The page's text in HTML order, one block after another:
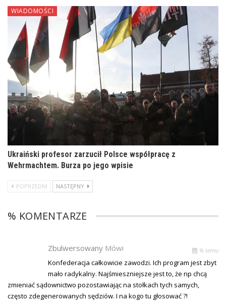
WIADOMOŚCI
Ukraiński profesor zarzucił Polsce współpracę z
Wehrmachtem. Burza po jego wpisie
POPRZEDNI NASTĘPNY
% KOMENTARZE
Zbulwersowany Mówi % temu
Konfederacja całkowicie zawodzi. Ich program jest zbyt
mało radykalny. Najśmieszniejsze jest to, że np chcą
zmieniać sądownictwo pozostawiając na stołkach tych samych,
często zdegenerowanych sędziów. I na kogo tu głosować ?!